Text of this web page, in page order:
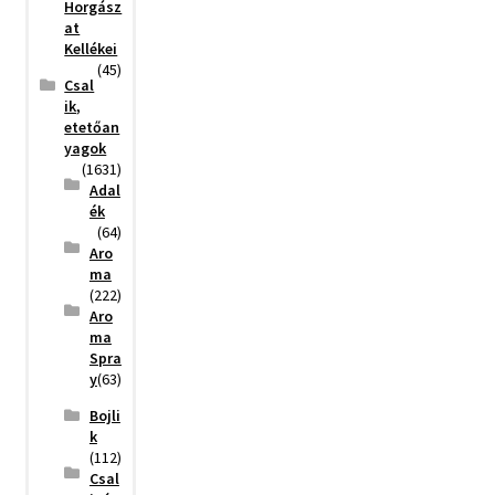
Horgász
at
Kellékei
(45)
Csal
ik,
etetőan
yagok
(1631)
Adal
ék
(64)
Aro
ma
(222)
Aro
ma
Spra
y(63)
Bojli
k
(112)
Csal